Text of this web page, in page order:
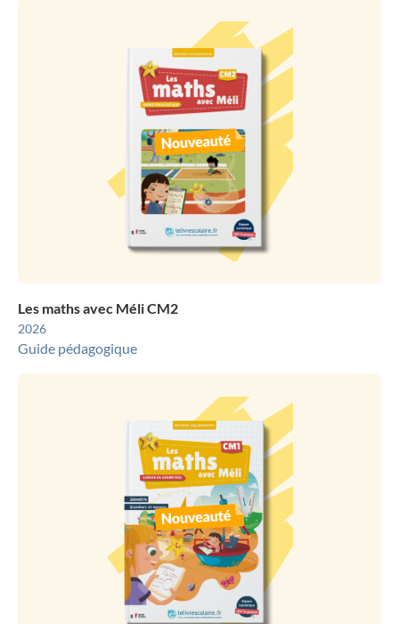
Les maths avec Méli CM2
2026
Guide pédagogique